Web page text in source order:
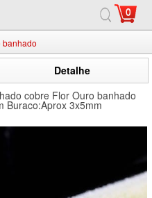
0
banhado
Detalhe
cobre Flor Ouro banhado
Buraco:Aprox 3x5mm